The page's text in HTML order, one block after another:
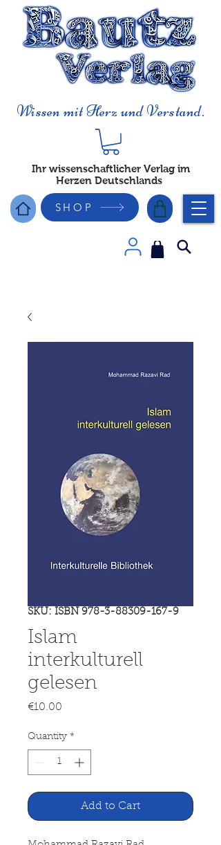
Wissen mit Herz und Verstand.
Ihr wissenschaftlicher Verlag im
Herzen Deutschlands
SHOP
SKU: ISBN 978-3-88309-167-9
Islam
interkulturell
gelesen
€10.00
Quantity *
Add to Cart